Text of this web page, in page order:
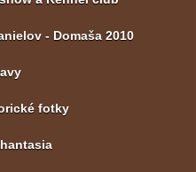
- Domaša 2010
fotky